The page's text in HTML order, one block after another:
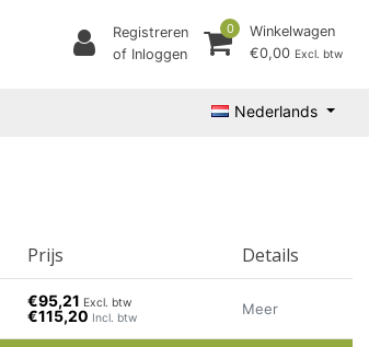
Registreren
of Inloggen
0
Winkelwagen
€0,00 Excl. btw
Nederlands
Prijs Details
€95,21 Excl. btw
€115,20 Incl. btw
Meer